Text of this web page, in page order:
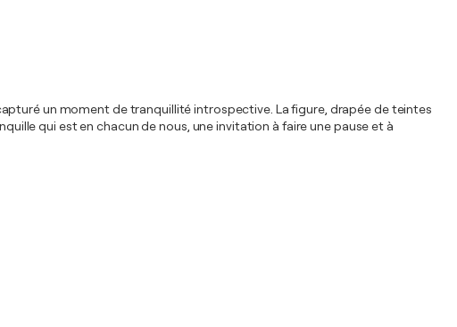
un moment de tranquillité introspective. La figure, drapée de teintes
qui est en chacun de nous, une invitation à faire une pause et à